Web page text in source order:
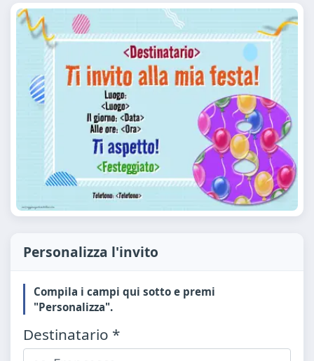
Personalizza l'invito
Compila i campi qui sotto e premi
"Personalizza".
Destinatario *